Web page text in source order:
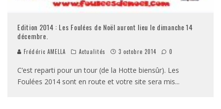
Edition 2014 : Les Foulées de Noël auront lieu le dimanche 14
décembre.
Frédéric AMELLA Actualités 3 octobre 2014 0
C’est reparti pour un tour (de la Hotte biensûr). Les
Foulées 2014 sont en route et votre site sera mis...